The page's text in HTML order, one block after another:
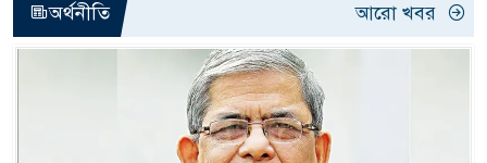
অর্থনীতি আরো খবর